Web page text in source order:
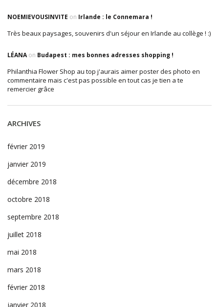
NOEMIEVOUSINVITE on Irlande : le Connemara !
Très beaux paysages, souvenirs d'un séjour en Irlande au collège ! :)
LÉANAon Budapest : mes bonnes adresses shopping !
Philanthia Flower Shop au top j'aurais aimer poster des photo en
commentaire mais c'est pas possible en tout cas je tien a te
remercier grâce
ARCHIVES
février 2019
janvier 2019
décembre 2018
octobre 2018
septembre 2018
juillet 2018
mai 2018
mars 2018
février 2018
janvier 2018